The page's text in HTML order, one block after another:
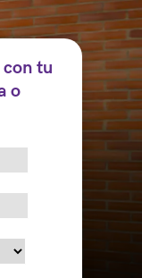
tu
o